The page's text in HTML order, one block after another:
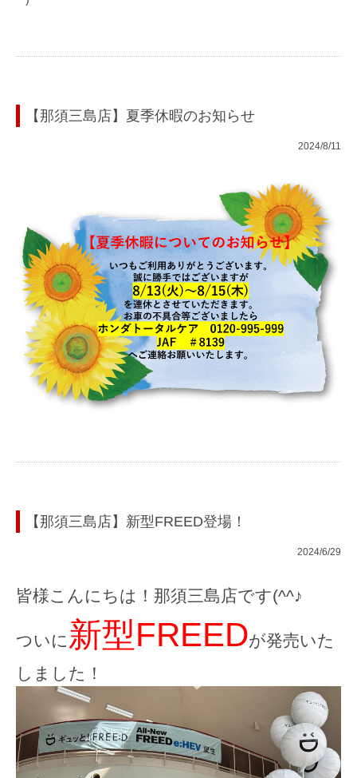
【那須三島店】夏季休暇のお知らせ
2024/8/11
【那須三島店】新型FREED登場！
2024/6/29
皆様こんにちは！那須三島店です(^^♪
ついに 新型FREEDが発売いた
しました！